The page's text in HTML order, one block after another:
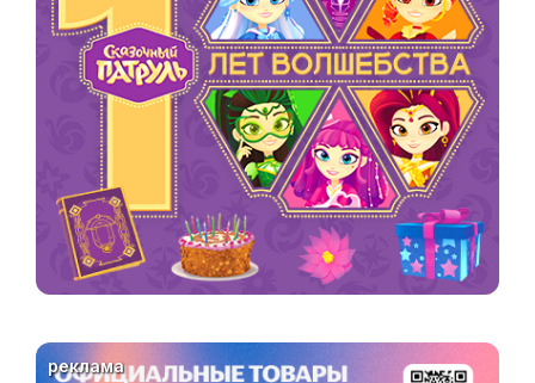
реклама